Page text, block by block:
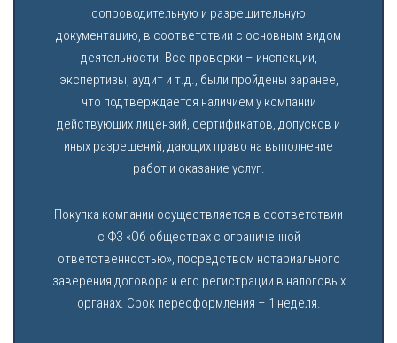
сопроводительную и разрешительную
документацию, в соответствии с основным видом
деятельности. Все проверки – инспекции,
экспертизы, аудит и т.д., были пройдены заранее,
что подтверждается наличием у компании
действующих лицензий, сертификатов, допусков и
иных разрешений, дающих право на выполнение
работ и оказание услуг.
Покупка компании осуществляется в соответствии
с ФЗ «Об обществах с ограниченной
ответственностью», посредством нотариального
заверения договора и его регистрации в налоговых
органах. Срок переоформления – 1 неделя.